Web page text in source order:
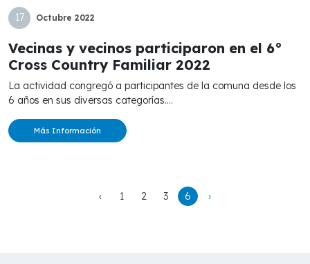
17 Octubre 2022
Vecinas y vecinos participaron en el 6°
Cross Country Familiar 2022
La actividad congregó a participantes de la comuna desde los
6 años en sus diversas categorías....
Más Información
‹ 1 2 3 6 ›